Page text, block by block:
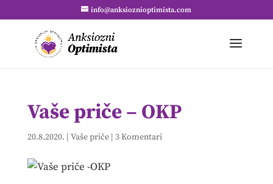
info@anksioznioptimista.com
Vaše priče – OKP
20.8.2020. | Vaše priče| 3 Komentari